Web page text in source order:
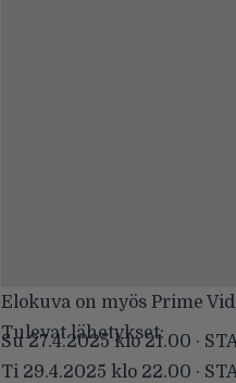
Elokuva on myös Prime
Tulevat lähetykset:
Su 27.4.2025 klo 21.00 ·
Ti 29.4.2025 klo 22.00 ·